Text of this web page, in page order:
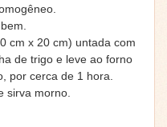
cm x 20 cm) untada com
de trigo e leve ao forno
por cerca de 1 hora.
sirva morno.